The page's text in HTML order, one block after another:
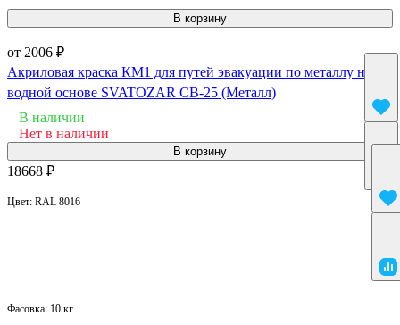
В корзину
от 2006 ₽
Акриловая краска КМ1 для путей эвакуации по металлу на
водной основе SVATOZAR СВ-25 (Металл)
В наличии
Нет в наличии
В корзину
18668 ₽
Цвет: RAL 8016
Фасовка: 10 кг.